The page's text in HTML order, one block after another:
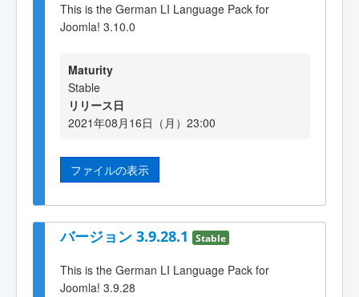
This is the German LI Language Pack for
Joomla! 3.10.0
Maturity
Stable
リリース日
2021年08月16日（月）23:00
ファイルの表示
バージョン 3.9.28.1 Stable
This is the German LI Language Pack for
Joomla! 3.9.28